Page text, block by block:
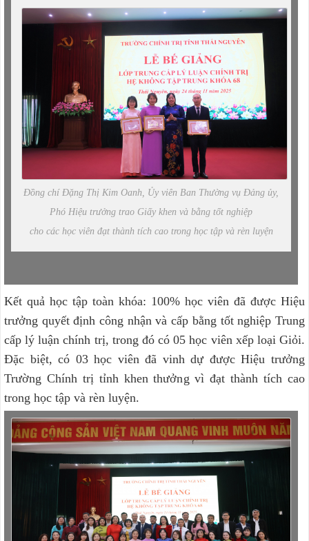
Đồng chí Đặng Thị Kim Oanh, Ủy viên Ban Thường vụ Đảng ủy,
Phó Hiệu trưởng trao Giấy khen và bằng tốt nghiệp
cho các học viên đạt thành tích cao trong học tập và rèn luyện
Kết quả học tập toàn khóa: 100% học viên đã được Hiệu
trưởng quyết định công nhận và cấp bằng tốt nghiệp Trung
cấp lý luận chính trị, trong đó có 05 học viên xếp loại Giỏi.
Đặc biệt, có 03 học viên đã vinh dự được Hiệu trưởng
Trường Chính trị tỉnh khen thưởng vì đạt thành tích cao
trong học tập và rèn luyện.